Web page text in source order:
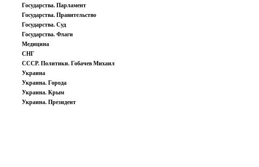
Государства. Парламент
Государства. Правительство
Государства. Суд
Государства. Флаги
Медицина
СНГ
СССР. Политики. Гобачев Михаил
Украина
Украина. Города
Украина. Крым
Украина. Президент